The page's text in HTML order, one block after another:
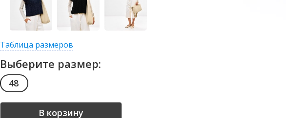
Таблица размеров
Выберите размер:
48